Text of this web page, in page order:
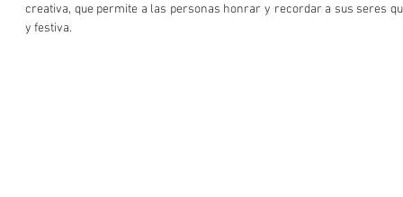
creativa, que permite a las personas honrar y recordar a sus seres
y festiva.